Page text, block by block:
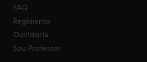
FAQ
Regimento
Ouvidoria
Sou Professor